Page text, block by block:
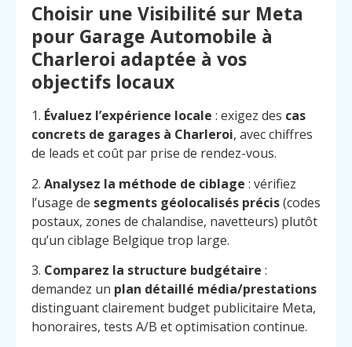
Choisir une Visibilité sur Meta
pour Garage Automobile à
Charleroi adaptée à vos
objectifs locaux
1. Évaluez l’expérience locale : exigez des cas
concrets de garages à Charleroi, avec chiffres
de leads et coût par prise de rendez-vous.
2. Analysez la méthode de ciblage : vérifiez
l’usage de segments géolocalisés précis(codes
postaux, zones de chalandise, navetteurs) plutôt
qu’un ciblage Belgique trop large.
3. Comparez la structure budgétaire :
demandez un plan détaillé média/prestations
distinguant clairement budget publicitaire Meta,
honoraires, tests A/B et optimisation continue.